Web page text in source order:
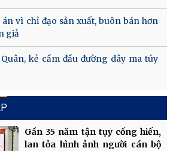
vì chỉ đạo sản xuất, buôn bán hơn
giả
kẻ cầm đầu đường dây ma túy
Gần 35 năm tận tụy cống hiến,
lan tỏa hình ảnh người cán bộ